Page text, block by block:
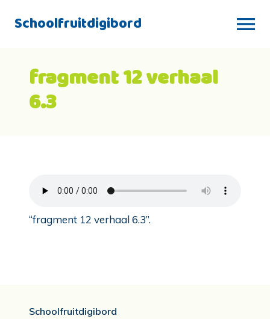
Schoolfruitdigibord
fragment 12 verhaal
6.3
“fragment 12 verhaal 6.3”.
Schoolfruitdigibord